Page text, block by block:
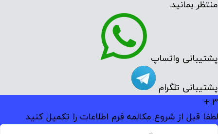
منتظر بمانید.
پشتیبانی واتساپ
پشتیبانی تلگرام
3 +
لطفا قبل از شروع مکالمه فرم اطلاعات را تکمیل کنید